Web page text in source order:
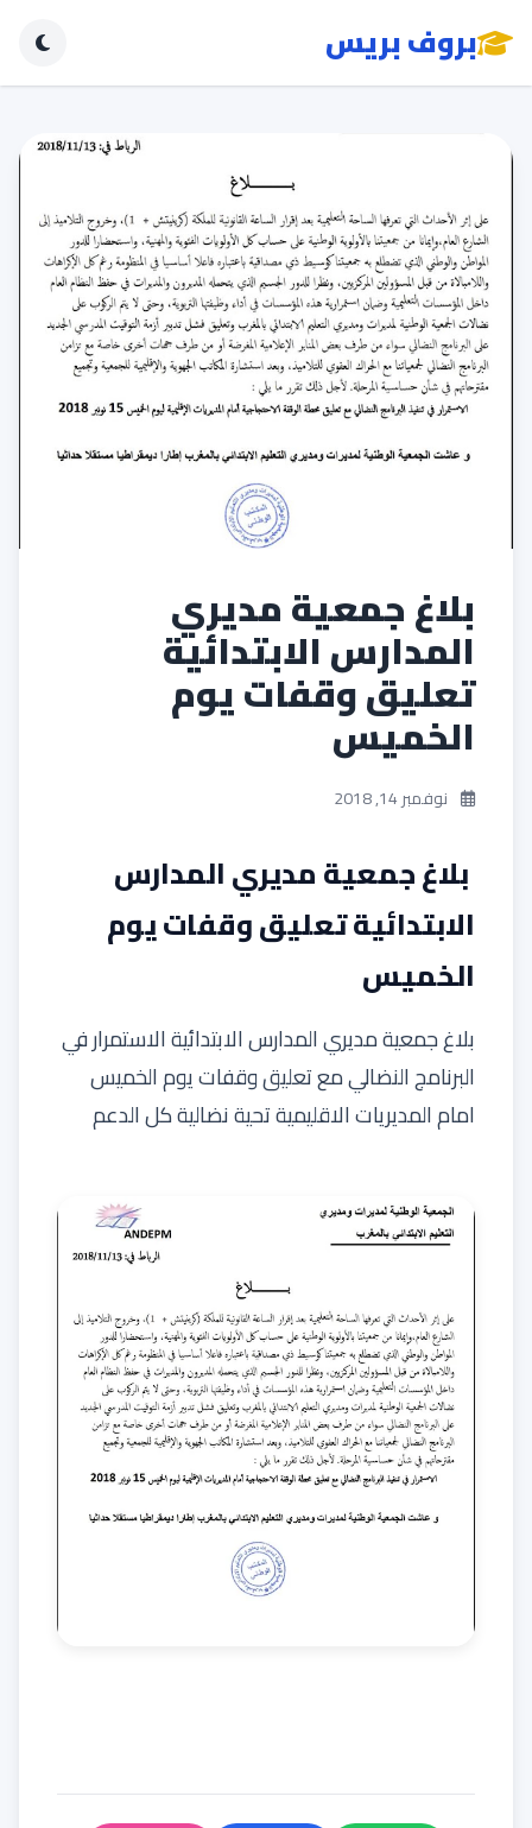
بروف بريس
بلاغ جمعية مديري
المدارس الابتدائية
تعليق وقفات يوم
الخميس
نوفمبر 14, 2018
بلاغ جمعية مديري المدارس
الابتدائية تعليق وقفات يوم
الخميس
بلاغ جمعية مديري المدارس الابتدائية الاستمرار في
البرنامج النضالي مع تعليق وقفات يوم الخميس
امام المديريات الاقليمية تحية نضالية كل الدعم